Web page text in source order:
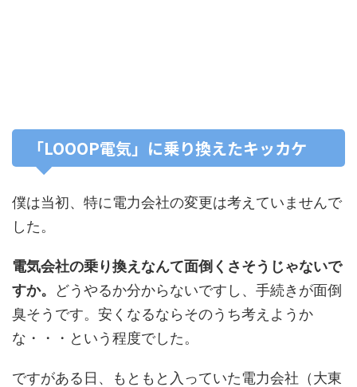
「LOOOP電気」に乗り換えたキッカケ
僕は当初、特に電力会社の変更は考えていませんで
した。
電気会社の乗り換えなんて面倒くさそうじゃないで
すか。
どうやるか分からないですし、手続きが面倒
臭そうです。安くなるならそのうち考えようか
な・・・という程度でした。
ですがある日、もともと入っていた電力会社（大東